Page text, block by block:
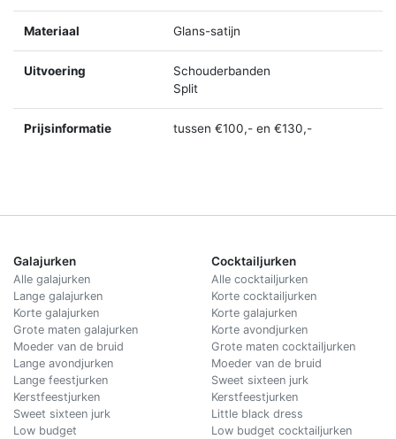
Materiaal Glans-satijn
Uitvoering
Schouderbanden
Split
Prijsinformatie tussen €100,- en €130,-
Galajurken
Alle galajurken
Lange galajurken
Korte galajurken
Grote maten galajurken
Moeder van de bruid
Lange avondjurken
Lange feestjurken
Kerstfeestjurken
Sweet sixteen jurk
Low budget
Cocktailjurken
Alle cocktailjurken
Korte cocktailjurken
Korte galajurken
Korte avondjurken
Grote maten cocktailjurken
Moeder van de bruid
Sweet sixteen jurk
Kerstfeestjurken
Little black dress
Low budget cocktailjurken